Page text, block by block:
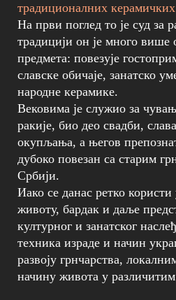
традиционалних
На први поглед то је суд за
традицији он је много више
предмета: повезује
славске обичаје, занатско
народне керамике.
Вековима је служио за
ракије, био део свадби,
окупљања, а његов
дубоко повезан са старим
Србији.
Иако се данас ретко
животу, бардак и даље
културног и занатског
техника израде и начин
развоју грнчарства,
начину живота у